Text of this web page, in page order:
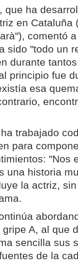
que ha
en Cataluña
comentó
sido "todo un
durante
principio fue
esa
trabajado
para
"Nos
una historia
la actriz,
A, al que
sencilla sus
de la